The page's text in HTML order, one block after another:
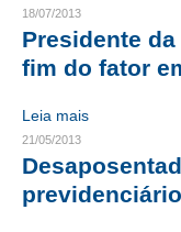
FGTS CORREÇÃO
LEGISLAÇÃO
LEI 4.950-A/1966 –
LEI 5.194/1966 –
18/07/2013
Presidente
fim do fator
Leia mais
21/05/2013
previdenciário